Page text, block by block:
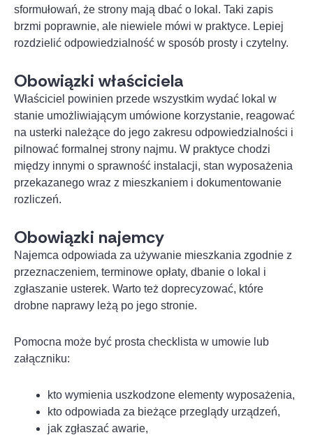
sformułowań, że strony mają dbać o lokal. Taki zapis
brzmi poprawnie, ale niewiele mówi w praktyce. Lepiej
rozdzielić odpowiedzialność w sposób prosty i czytelny.
Obowiązki właściciela
Właściciel powinien przede wszystkim wydać lokal w
stanie umożliwiającym umówione korzystanie, reagować
na usterki należące do jego zakresu odpowiedzialności i
pilnować formalnej strony najmu. W praktyce chodzi
między innymi o sprawność instalacji, stan wyposażenia
przekazanego wraz z mieszkaniem i dokumentowanie
rozliczeń.
Obowiązki najemcy
Najemca odpowiada za używanie mieszkania zgodnie z
przeznaczeniem, terminowe opłaty, dbanie o lokal i
zgłaszanie usterek. Warto też doprecyzować, które
drobne naprawy leżą po jego stronie.
Pomocna może być prosta checklista w umowie lub
załączniku:
kto wymienia uszkodzone elementy wyposażenia,
kto odpowiada za bieżące przeglądy urządzeń,
jak zgłaszać awarie,